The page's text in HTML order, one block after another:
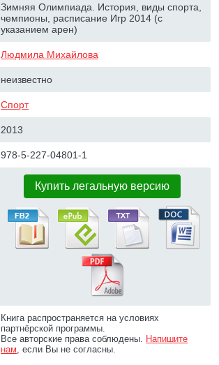
Зимняя Олимпиада. История, виды спорта,
чемпионы, расписание Игр 2014 (с
указанием арен)
Людмила Михайлова
неизвестно
Спорт
2013
978-5-227-04801-1
Купить легальную версию
Книга распространяется на условиях
партнёрской программы.
Все авторские права соблюдены. Напишите
нам, если Вы не согласны.